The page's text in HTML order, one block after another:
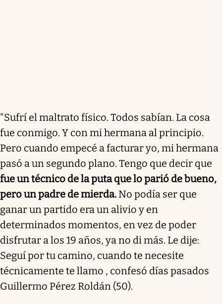
"Sufrí el maltrato físico. Todos sabían. La cosa
fue conmigo. Y con mi hermana al principio.
Pero cuando empecé a facturar yo, mi hermana
pasó a un segundo plano. Tengo que decir que
fue un técnico de la puta que lo parió de bueno,
pero un padre de mierda. No podía ser que
ganar un partido era un alivio y en
determinados momentos, en vez de poder
disfrutar a los 19 años, ya no di más. Le dije:
Seguí por tu camino, cuando te necesite
técnicamente te llamo , confesó días pasados
Guillermo Pérez Roldán (50).